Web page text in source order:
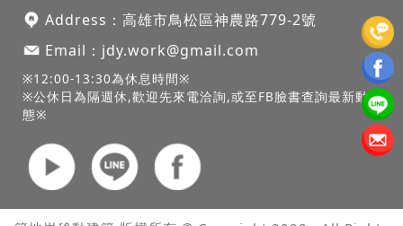
Address： 高雄市鳥松區神農路779-2號
Email： jdy.work@gmail.com
※12:00-13:30為休息時間※
※公休日為隔週休,歡迎先來電洽詢,或至FB臉書查詢最新動
態※